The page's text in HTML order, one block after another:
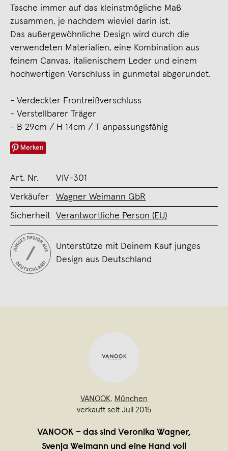
Tasche immer auf das kleinstmögliche Maß
zusammen, je nachdem wieviel darin ist.
Das außergewöhnliche Design wird durch die
verwendeten Materialien, eine Kombination aus
feinem Canvas, italienischem Leder und einem
hochwertigen Verschluss in gunmetal abgerundet.
- Verdeckter Frontreißverschluss
- Verstellbarer Träger
- B 29cm / H 14cm / T anpassungsfähig
Merken
Art. Nr. VIV-301
Verkäufer Wagner Weimann GbR
Sicherheit Verantwortliche Person (EU)
Unterstütze mit Deinem Kauf junges
Design aus Deutschland
VANOOK, München
verkauft seit Juli 2015
VANOOK – das sind Veronika Wagner,
Svenja Weimann und eine Hand voll